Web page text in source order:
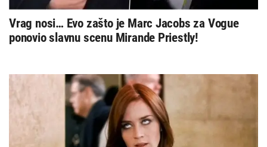
Vrag nosi… Evo zašto je Marc Jacobs za Vogue
ponovio slavnu scenu Mirande Priestly!